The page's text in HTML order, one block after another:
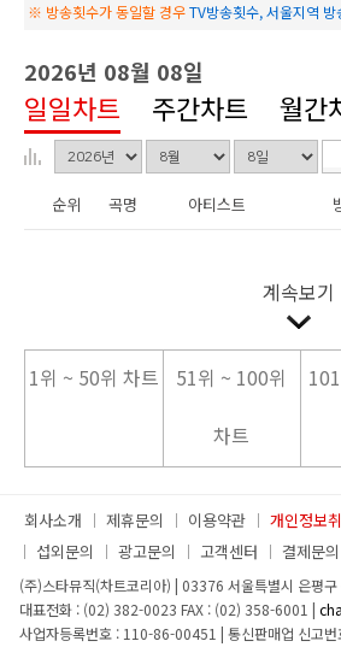
※ 방송횟수가 동일할 경우TV방송횟수, 서울지역 방
2026년 08월 08일
일일차트 주간차트 월간
순위 곡명 아티스트
계속보기
1위 ~ 50위 차트
51위 ~ 100위
차트
회사소개 제휴문의 이용약관 개인정보
섭외문의
광고문의 고객센터 결제문의
(주)스타뮤직(차트코리아) 03376 서울특별시 은평
대표전화 : (02) 382-0023 FAX : (02) 358-6001
사업자등록번호 : 110-86-00451 통신판매업 신고